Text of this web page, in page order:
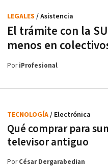
El trámite con la
menos en
LEGALES / Asistencia
PoriProfesional
Qué comprar para
televisor antiguo
TECNOLOGÍA/ Electrónica
PorCésar Dergarabedian